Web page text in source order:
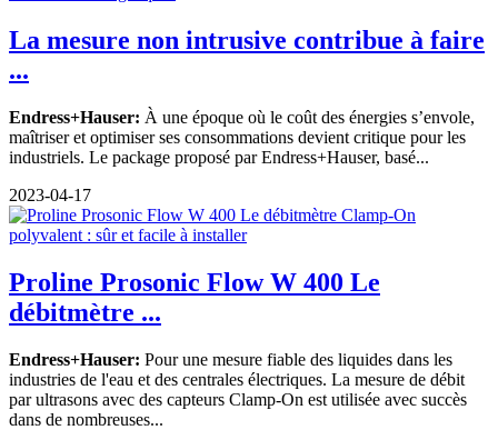
La mesure non intrusive contribue à faire
...
Endress+Hauser: À une époque où le coût des énergies s’envole,
maîtriser et optimiser ses consommations devient critique pour les
industriels. Le package proposé par Endress+Hauser, basé...
2023-04-17
Proline Prosonic Flow W 400 Le
débitmètre ...
Endress+Hauser: Pour une mesure fiable des liquides dans les
industries de l'eau et des centrales électriques. La mesure de débit
par ultrasons avec des capteurs Clamp-On est utilisée avec succès
dans de nombreuses...